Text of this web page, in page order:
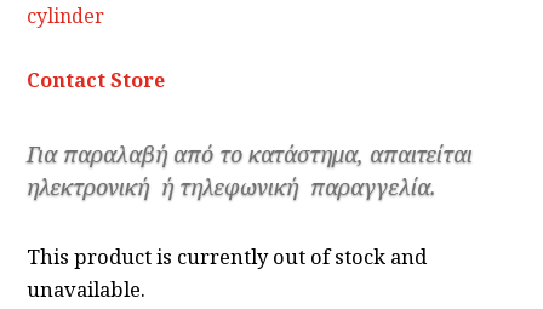
cylinder
Contact Store
Για παραλαβή από το κατάστημα, απαιτείται
ηλεκτρονική ή τηλεφωνική παραγγελία.
This product is currently out of stock and
unavailable.